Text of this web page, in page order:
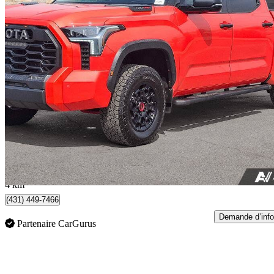
2023 Toyota Tundra Hybrid
TRD Pro HV CrewMax Cab 4WD35 759 km
71 688 $ Bonne
1 257 $/mois env.
Guelph, ON
4 km
(431) 449-7466
Partenaire CarGurus
Demande d’info